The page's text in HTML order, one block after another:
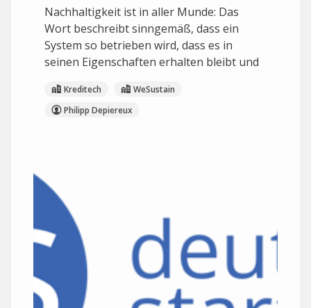
Nachhaltigkeit ist in aller Munde: Das
Wort beschreibt sinngemäß, dass ein
System so betrieben wird, dass es in
seinen Eigenschaften erhalten bleibt und
Kreditech
WeSustain
Philipp Depiereux